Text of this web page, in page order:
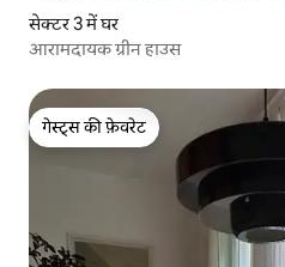
सेक्टर 3 में घर
आरामदायक ग्रीन हाउस
गेस्ट्स की फ़ेवरेट
गेस्ट्स की फ़ेवरेट